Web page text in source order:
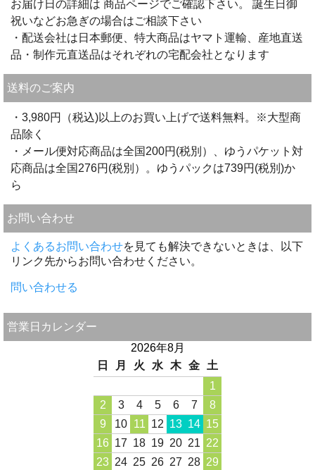
お届け日の詳細は 商品ページでご確認下さい。 誕生日御
祝いなどお急ぎの場合はご相談下さい
・配送会社は日本郵便、特大商品はヤマト運輸、産地直送
品・制作元直送品はそれぞれの宅配会社となります
送料のご案内
・3,980円（税込)以上のお買い上げで送料無料。※大型商
品除く
・メール便対応商品は全国200円(税別）、ゆうパケット対
応商品は全国276円(税別）。ゆうパックは739円(税別)か
ら
お問い合わせ
よくあるお問い合わせを見ても解決できないときは、以下
リンク先からお問い合わせください。
問い合わせる
営業日カレンダー
2026年8月
日
月 火 水 木 金
土
1
2
3 4 5 6 7
8
9
10 11 12 13 14 15
16 17 18 19 20 21 22
23 24 25 26 27 28 29